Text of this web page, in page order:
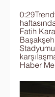
Fatih
Haber